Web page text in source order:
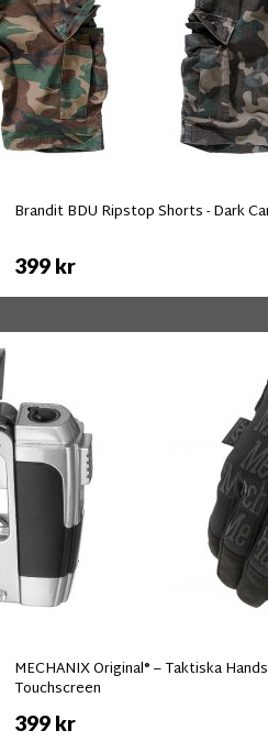
Brandit BDU Ripstop Shorts - Dark
399 kr
MECHANIX Original® – Taktiska
Touchscreen
399 kr